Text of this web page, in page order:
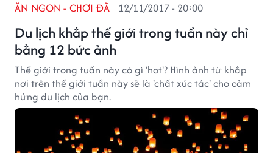
Du lịch khắp thế giới trong tuần này chỉ
bằng 12 bức ảnh
ĂN NGON - CHƠI ĐÃ 12/11/2017 - 20:00
Thế giới trong tuần này có gì 'hot'? Hình ảnh từ khắp
nơi trên thế giới tuần này sẽ là 'chất xúc tác' cho cảm
hứng du lịch của bạn.